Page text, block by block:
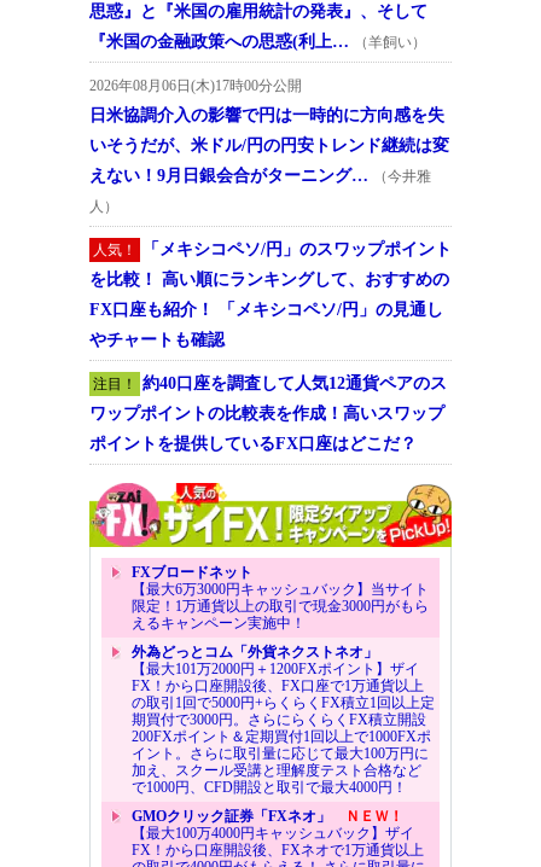
思惑』と『米国の雇用統計の発表』、そして
『米国の金融政策への思惑(利上…
（羊飼い）
2026年08月06日(木)17時00分公開
日米協調介入の影響で円は一時的に方向感を失
いそうだが、米ドル/円の円安トレンド継続は変
えない！9月日銀会合がターニング…
（今井雅
人）
人気！
「メキシコペソ/円」のスワップポイント
を比較！ 高い順にランキングして、おすすめの
FX口座も紹介！ 「メキシコペソ/円」の見通し
やチャートも確認
注目！
約40口座を調査して人気12通貨ペアのス
ワップポイントの比較表を作成！高いスワップ
ポイントを提供しているFX口座はどこだ？
FXブロードネット
【最大6万3000円キャッシュバック】当サイト
限定！1万通貨以上の取引で現金3000円がもら
えるキャンペーン実施中！
外為どっとコム「外貨ネクストネオ」
【最大101万2000円＋1200FXポイント】ザイ
FX！から口座開設後、FX口座で1万通貨以上
の取引1回で5000円+らくらくFX積立1回以上定
期買付で3000円。さらにらくらくFX積立開設
200FXポイント＆定期買付1回以上で1000FXポ
イント。さらに取引量に応じて最大100万円に
加え、スクール受講と理解度テスト合格など
で1000円、CFD開設と取引で最大4000円！
GMOクリック証券「FXネオ」
ＮＥＷ！
【最大100万4000円キャッシュバック】ザイ
FX！から口座開設後、FXネオで1万通貨以上